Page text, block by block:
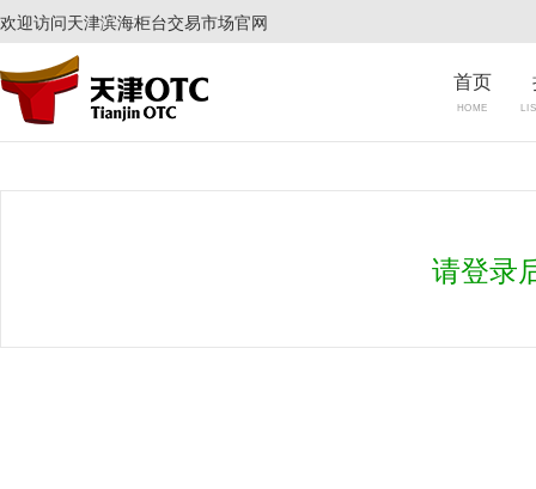
欢迎访问天津滨海柜台交易市场官网
首页
HOME
请登录